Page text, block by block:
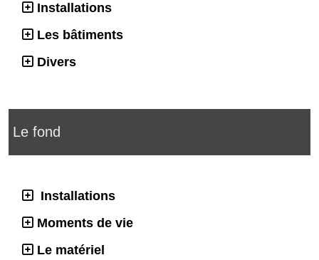
Installations
Les bâtiments
Divers
Le fond
Installations
Moments de vie
Le matériel